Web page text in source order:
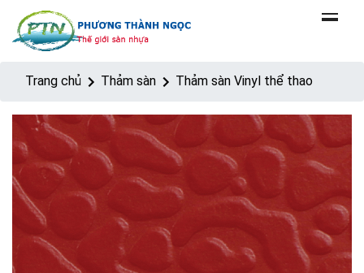
Trang chủ Thảm sàn Thảm sàn Vinyl thể thao